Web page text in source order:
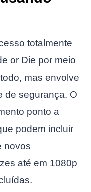
totalmente
or Die por meio
mas envolve
de segurança. O
ponto a
podem incluir
novos
até em 1080p